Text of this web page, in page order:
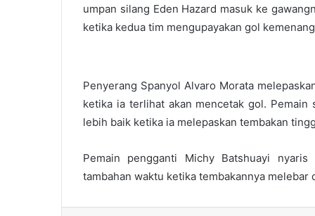
umpan silang Eden Hazard masuk ke
ketika kedua tim mengupayakan gol
Penyerang Spanyol Alvaro Morata
ketika ia terlihat akan mencetak gol. Pemain
lebih baik ketika ia melepaskan tembakan
Pemain pengganti Michy Batshuayi
tambahan waktu ketika tembakannya melebar